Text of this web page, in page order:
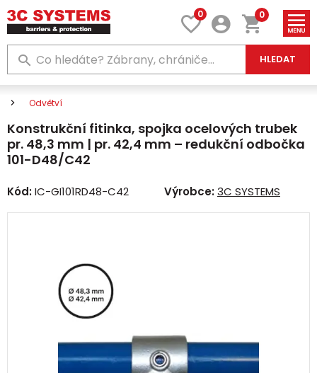
0
HLEDAT
0
Odvětví
Konstrukční fitinka, spojka ocelových trubek
pr. 48,3 mm | pr. 42,4 mm – redukční odbočka
101-D48/C42
Kód:IC-GI101RD48-C42 Výrobce:3C SYSTEMS